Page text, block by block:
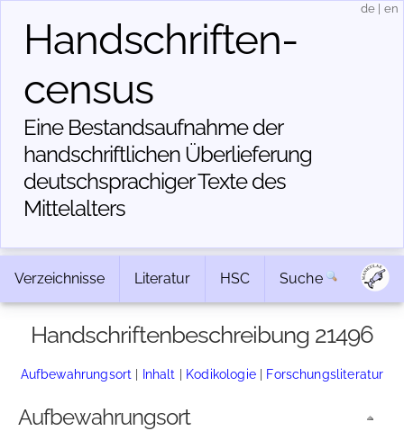
Handschriften­
census
Eine Bestandsaufnahme der
handschriftlichen Über­lieferung
deutschsprachiger Texte des
Mittelalters
de en
Verzeichnisse Literatur HSC Suche
Handschriftenbeschreibung 21496
Aufbewahrungsort | Inhalt | Kodikologie| Forschungsliteratur
Aufbewahrungsort